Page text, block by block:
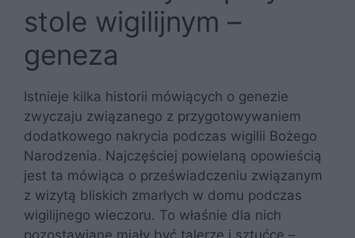
stole wigilijnym –
geneza
Istnieje kilka historii mówiących o genezie
zwyczaju związanego z przygotowywaniem
dodatkowego nakrycia podczas wigilii Bożego
Narodzenia. Najczęściej powielaną opowieścią
jest ta mówiąca o przeświadczeniu związanym
z wizytą bliskich zmarłych w domu podczas
wigilijnego wieczoru. To właśnie dla nich